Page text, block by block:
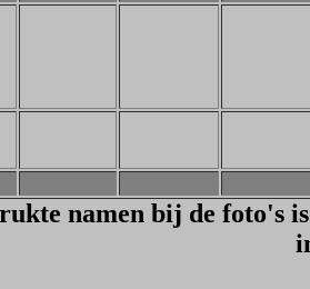
namen bij de foto's